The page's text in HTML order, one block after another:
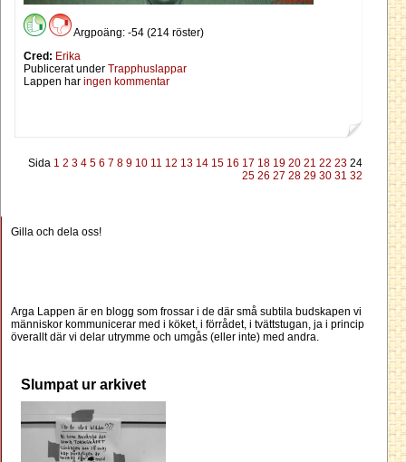
Argpoäng: -54 (214 röster)
Cred: Erika
Publicerat under Trapphuslappar
Lappen har ingen kommentar
Sida 1 2 3 4 5 6 7 8 9 10 11 12 13 14 15 16 17 18 19 20 21 22 23 24
25 26 27 28 29 30 31 32
Gilla och dela oss!
Arga Lappen är en blogg som frossar i de där små subtila budskapen vi
människor kommunicerar med i köket, i förrådet, i tvättstugan, ja i princip
överallt där vi delar utrymme och umgås (eller inte) med andra.
Slumpat ur arkivet